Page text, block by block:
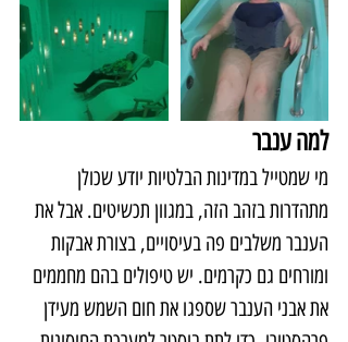
למה ענבר
מי שמטייל במדינות הבלטיות יודע שכולן
מתהדרות בזהב הזה, במגוון תכשיטים. אבל את
הענבר משלבים פה בעיסויים, בצורת אבקות
ומורחים גם כקרמים. יש טיפולים בהם מחממים
את אבני הענבר שספגו את חום השמש מעידן